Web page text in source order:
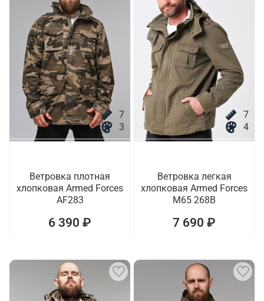
7
3
Ветровка плотная
хлопковая Armed Forces
AF283
6 390 ₽
7
4
Ветровка легкая
хлопковая Armed Forces
M65 268B
7 690 ₽